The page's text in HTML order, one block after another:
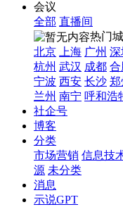
会议
全部 直播间
热门
北京
上海 广州 深
杭州 武汉 成都 合
宁波 西安 长沙 郑
兰州 南宁 呼和浩
社企号
博客
分类
市场营销 信息技
源 未分类
消息
示说GPT